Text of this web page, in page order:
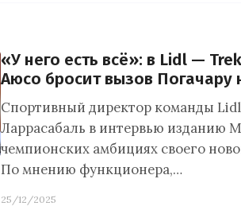
«У него есть всё»: в Lidl —
Аюсо бросит вызов Погачару
Спортивный директор команды
Ларрасабаль в интервью изданию
чемпионских амбициях своего
По мнению функционера,…
25/12/2025